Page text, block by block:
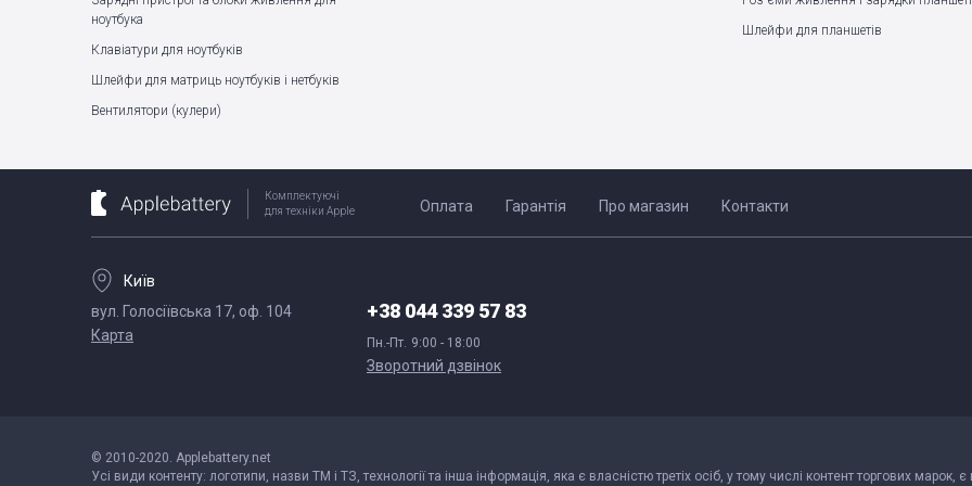
ноутбука
Клавіатури для ноутбуків
Шлейфи для матриць ноутбуків і нетбуків
Вентилятори (кулери)
Шлейфи для планшетів
Комплектуючі
для техніки Apple
Оплата Гарантія Про магазин Контакти
Київ
вул. Голосіївська 17, оф. 104
Карта
+38 044 339 57 83
Пн.-Пт. 9:00 - 18:00
Зворотний дзвінок
© 2010-2020. Applebattery.net
Усі види контенту: логотипи, назви ТМ і ТЗ, технології та інша інформація, яка є власністю третіх осіб, у тому числі контент торгових марок,